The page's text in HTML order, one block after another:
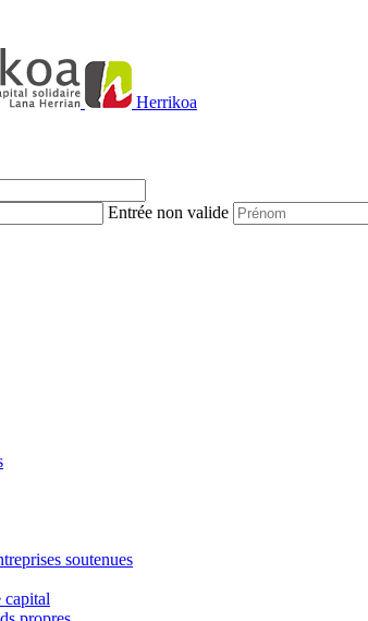
Herrikoa
Entrée non valide
soutenues
capital